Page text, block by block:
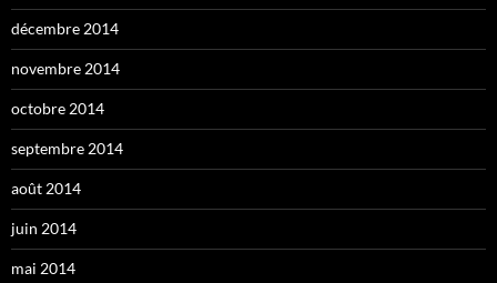
décembre 2014
novembre 2014
octobre 2014
septembre 2014
août 2014
juin 2014
mai 2014